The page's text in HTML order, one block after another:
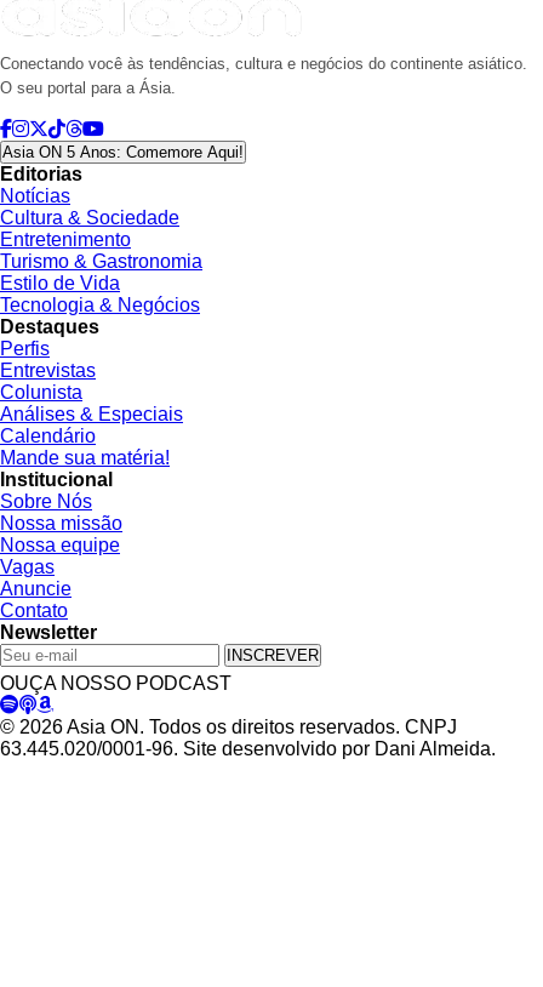
Conectando você às tendências, cultura e negócios do continente asiático.
O seu portal para a Ásia.
Asia ON 5 Anos: Comemore Aqui!
Editorias
Notícias
Cultura & Sociedade
Entretenimento
Turismo & Gastronomia
Estilo de Vida
Tecnologia & Negócios
Destaques
Perfis
Entrevistas
Colunista
Análises & Especiais
Calendário
Mande sua matéria!
Institucional
Sobre Nós
Nossa missão
Nossa equipe
Vagas
Anuncie
Contato
Newsletter
INSCREVER
OUÇA NOSSO PODCAST
© 2026 Asia ON. Todos os direitos reservados. CNPJ
63.445.020/0001-96. Site desenvolvido por Dani Almeida.